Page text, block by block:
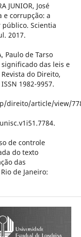
JUNIOR, José
e corrupção: a
Scientia
2017.
Paulo de Tarso
das leis e
do Direito,
1982-9957.
direito/article/view/
de controle
do texto
das
de Janeiro: